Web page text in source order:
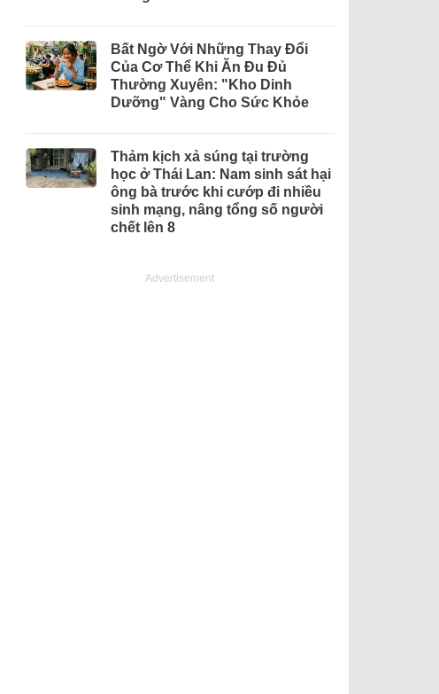
Bất Ngờ Với Những Thay Đổi
Của Cơ Thể Khi Ăn Đu Đủ
Thường Xuyên: "Kho Dinh
Dưỡng" Vàng Cho Sức Khỏe
Thảm kịch xả súng tại trường
học ở Thái Lan: Nam sinh sát hại
ông bà trước khi cướp đi nhiều
sinh mạng, nâng tổng số người
chết lên 8
Advertisement